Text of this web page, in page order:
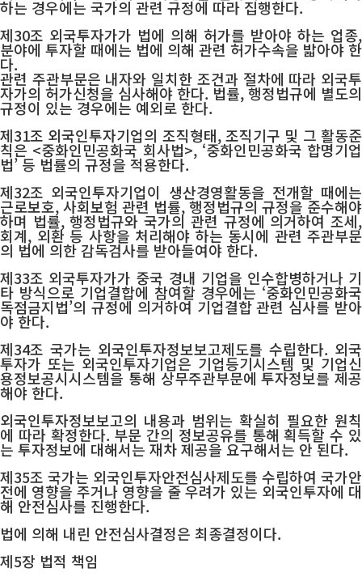
하는 경우에는 국가의 관련 규정에 따라 집행한다.
제30조 외국투자가가 법에 의해 허가를 받아야 하는 업종,
분야에 투자할 때에는 법에 의해 관련 허가수속을 밟아야 한
다.
관련 주관부문은 내자와 일치한 조건과 절차에 따라 외국투
자가의 허가신청을 심사해야 한다. 법률, 행정법규에 별도의
규정이 있는 경우에는 예외로 한다.
제31조 외국인투자기업의 조직형태, 조직기구 및 그 활동준
칙은 <중화인민공화국 회사법>, ‘중화인민공화국 합명기업
법’ 등 법률의 규정을 적용한다.
제32조 외국인투자기업이 생산경영활동을 전개할 때에는
근로보호, 사회보험 관련 법률, 행정법규의 규정을 준수해야
하며 법률, 행정법규와 국가의 관련 규정에 의거하여 조세,
회계, 외환 등 사항을 처리해야 하는 동시에 관련 주관부문
의 법에 의한 감독검사를 받아들여야 한다.
제33조 외국투자가가 중국 경내 기업을 인수합병하거나 기
타 방식으로 기업결합에 참여할 경우에는 ‘중화인민공화국
독점금지법’의 규정에 의거하여 기업결합 관련 심사를 받아
야 한다.
제34조 국가는 외국인투자정보보고제도를 수립한다. 외국
투자가 또는 외국인투자기업은 기업등기시스템 및 기업신
용정보공시시스템을 통해 상무주관부문에 투자정보를 제공
해야 한다.
외국인투자정보보고의 내용과 범위는 확실히 필요한 원칙
에 따라 확정한다. 부문 간의 정보공유를 통해 획득할 수 있
는 투자정보에 대해서는 재차 제공을 요구해서는 안 된다.
제35조 국가는 외국인투자안전심사제도를 수립하여 국가안
전에 영향을 주거나 영향을 줄 우려가 있는 외국인투자에 대
해 안전심사를 진행한다.
법에 의해 내린 안전심사결정은 최종결정이다.
제5장 법적 책임